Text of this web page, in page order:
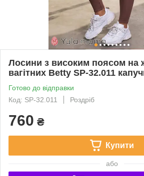
Лосини з високим поясом на
вагітних Betty SP-32.011
Готово до відправки
Код: SP-32.011
Роздріб
760 ₴
Купити
або